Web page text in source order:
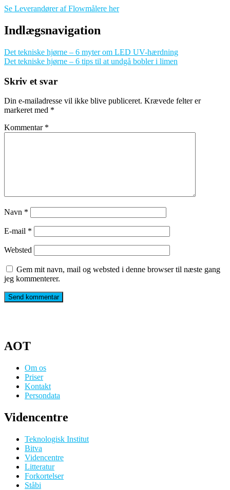
Se Leverandører af Flowmålere her
Indlægsnavigation
Det tekniske hjørne – 6 myter om LED UV-hærdning
Det tekniske hjørne – 6 tips til at undgå bobler i limen
Skriv et svar
Din e-mailadresse vil ikke blive publiceret. Krævede felter er
markeret med *
Kommentar *
Navn *
E-mail *
Websted
Gem mit navn, mail og websted i denne browser til næste gang
jeg kommenterer.
AOT
Om os
Priser
Kontakt
Persondata
Videncentre
Teknologisk Institut
Bitva
Videncentre
Litteratur
Forkortelser
Ståbi